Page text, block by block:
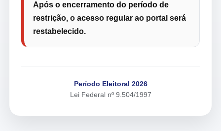
Após o encerramento do período de
restrição, o acesso regular ao portal será
restabelecido.
Período Eleitoral 2026
Lei Federal nº 9.504/1997